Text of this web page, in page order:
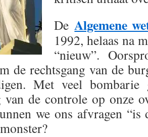
DeAlgemene
1992, helaas na
“nieuw”.
de rechtsgang van de
Met veel bombarie
van de controle op onze
we ons afvragen “is